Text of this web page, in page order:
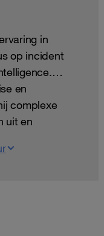
in
op incident
en
complexe
uit en
bestuur.